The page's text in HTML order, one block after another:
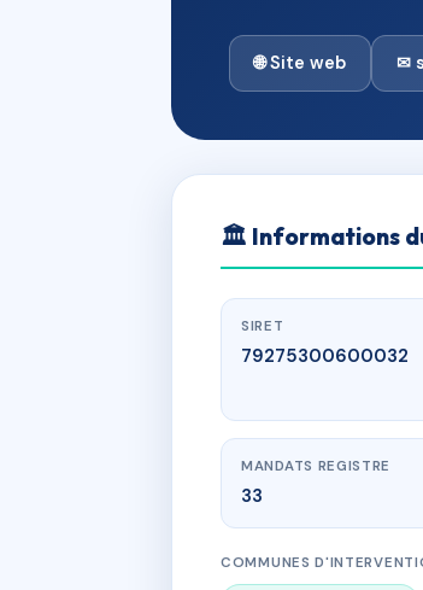
🌐 Site web ✉
🏛 Informations
SIRET
79275300600032
MANDATS REGISTRE
33
COMMUNES